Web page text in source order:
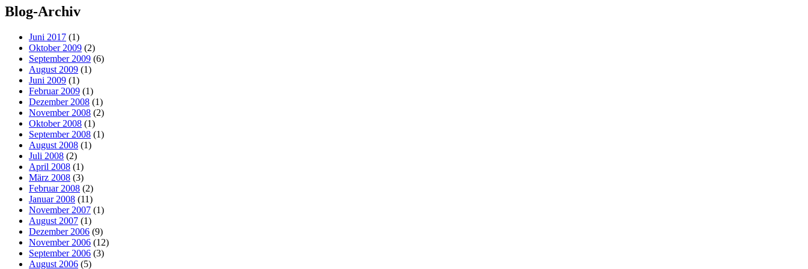
Blog-Archiv
Juni 2017 (1)
Oktober 2009 (2)
September 2009 (6)
August 2009 (1)
Juni 2009 (1)
Februar 2009 (1)
Dezember 2008 (1)
November 2008 (2)
Oktober 2008 (1)
September 2008 (1)
August 2008 (1)
Juli 2008 (2)
April 2008 (1)
März 2008 (3)
Februar 2008 (2)
Januar 2008 (11)
November 2007 (1)
August 2007 (1)
Dezember 2006 (9)
November 2006 (12)
September 2006 (3)
August 2006 (5)